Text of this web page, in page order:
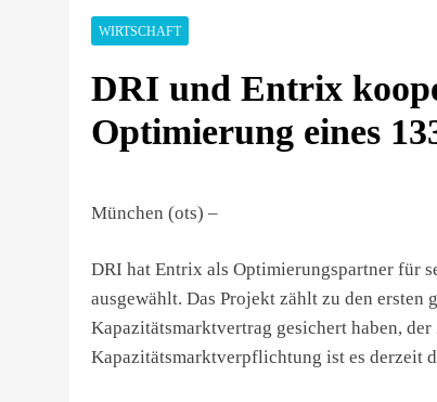
WIRTSCHAFT
DRI und Entrix
Optimierung eines
München (ots) –
DRI hat Entrix als Optimierungspartner für
ausgewählt. Das Projekt zählt zu den
Kapazitätsmarktvertrag gesichert haben,
Kapazitätsmarktverpflichtung ist es derzeit